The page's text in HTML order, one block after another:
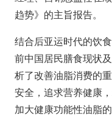
趋势》的主旨报告。
结合后亚运时代的饮
前中国居民膳食现状
析了改善油脂消费的
安全，追求营养健康
加大健康功能性油脂的